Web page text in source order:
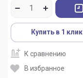
Купить в 1 клик
К сравнению
В избранное